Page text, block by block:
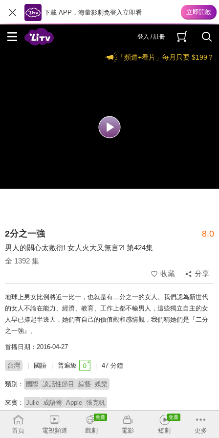
下載 APP，海量影劇免登入立即看
登入 / 註冊
「頻道+看片」每月只要 $199？
2分之一強 8.0
男人的關心太敷衍! 女人火大又無言?! 第424集
全 1392 集
收藏
分享
地球上男女比例將近一比一，也就是有二分之一的女人。我們認為新世代
的女人不論在能力、經濟、教育、工作上都不輸男人，這些獨立自主的女
人早已撐起半邊天，她們有自己的價值觀和感情觀，我們稱她們是『二分
之一強』。
首播日期：2016-04-27
台灣 國語 普遍級 47 分鐘
類別： 國際 談話性節目 綜藝 娛樂
來賓： Julie 成語蕎 Apple 張克帆
主持：
六月
首頁
電視頻道 戲劇 電影 短劇 更多